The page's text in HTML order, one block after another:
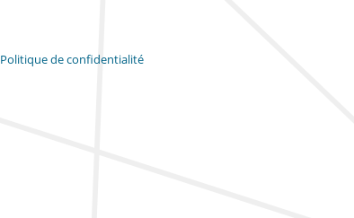
Politique de confidentialité